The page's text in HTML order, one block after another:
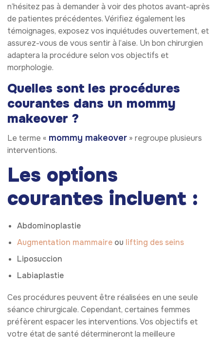
n’hésitez pas à demander à voir des photos avant-après
de patientes précédentes. Vérifiez également les
témoignages, exposez vos inquiétudes ouvertement, et
assurez-vous de vous sentir à l’aise. Un bon chirurgien
adaptera la procédure selon vos objectifs et
morphologie.
Quelles sont les procédures
courantes dans un mommy
makeover ?
Le terme « mommy makeover » regroupe plusieurs
interventions.
Les options
courantes incluent :
Abdominoplastie
Augmentation mammaire ou lifting des seins
Liposuccion
Labiaplastie
Ces procédures peuvent être réalisées en une seule
séance chirurgicale. Cependant, certaines femmes
préfèrent espacer les interventions. Vos objectifs et
votre état de santé détermineront la meilleure